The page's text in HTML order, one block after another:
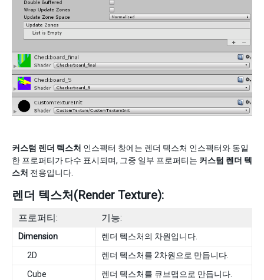
커스텀 렌더 텍스처 인스펙터 창에는 렌더 텍스처 인스펙터와 동일
한 프로퍼티가 다수 표시되며, 그중 일부 프로퍼티는 커스텀 렌더 텍
스처 전용입니다.
렌더 텍스처(Render Texture):
프로퍼티: 기능:
Dimension
렌더 텍스처의 차원입니다.
2D
렌더 텍스처를 2차원으로 만듭니다.
Cube
렌더 텍스처를 큐브맵으로 만듭니다.